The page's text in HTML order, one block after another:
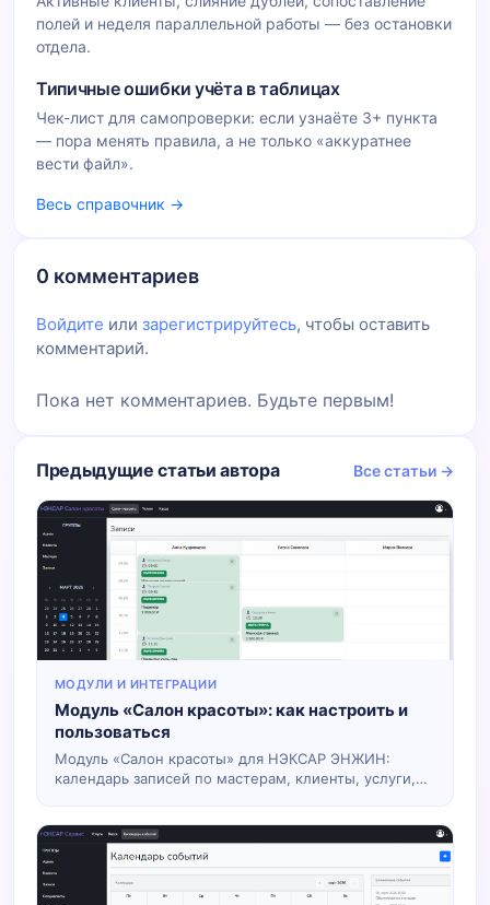
полей и неделя параллельной работы — без остановки
отдела.
Типичные ошибки учёта в таблицах
Чек-лист для самопроверки: если узнаёте 3+ пункта
— пора менять правила, а не только «аккуратнее
вести файл».
Весь справочник →
0 комментариев
Войдите или зарегистрируйтесь, чтобы оставить
комментарий.
Пока нет комментариев. Будьте первым!
Предыдущие статьи автора Все статьи →
МОДУЛИ И ИНТЕГРАЦИИ
Модуль «Салон красоты»: как настроить и
пользоваться
Модуль «Салон красоты» для НЭКСАР ЭНЖИН:
календарь записей по мастерам, клиенты, услуги,
использованию.